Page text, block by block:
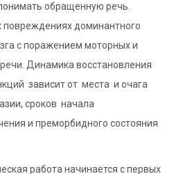
обращенную речь.
доминантного
с поражением моторных и
Динамика восстановления
зависит от места и очага
сроков начала
и преморбидного состояния
работа начинается с первых